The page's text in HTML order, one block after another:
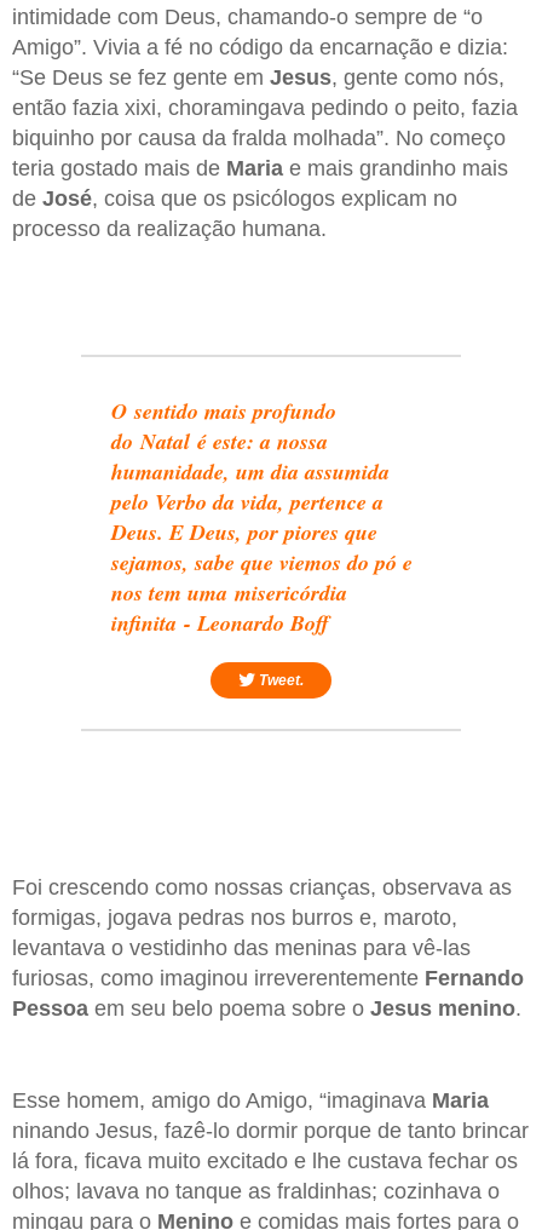
intimidade com Deus, chamando-o sempre de “o
Amigo”. Vivia a fé no código da encarnação e dizia:
“Se Deus se fez gente em Jesus, gente como nós,
então fazia xixi, choramingava pedindo o peito, fazia
biquinho por causa da fralda molhada”. No começo
teria gostado mais de Maria e mais grandinho mais
de José, coisa que os psicólogos explicam no
processo da realização humana.
O sentido mais profundo
do Natal é este: a nossa
humanidade, um dia assumida
pelo Verbo da vida, pertence a
Deus. E Deus, por piores que
sejamos, sabe que viemos do pó e
nos tem uma misericórdia
infinita - Leonardo Boff
Tweet.
Foi crescendo como nossas crianças, observava as
formigas, jogava pedras nos burros e, maroto,
levantava o vestidinho das meninas para vê-las
furiosas, como imaginou irreverentemente Fernando
Pessoa em seu belo poema sobre o Jesus menino.
Esse homem, amigo do Amigo, “imaginava Maria
ninando Jesus, fazê-lo dormir porque de tanto brincar
lá fora, ficava muito excitado e lhe custava fechar os
olhos; lavava no tanque as fraldinhas; cozinhava o
mingau para o Menino e comidas mais fortes para o